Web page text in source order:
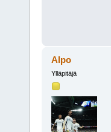
Alpo
Ylläpitäjä